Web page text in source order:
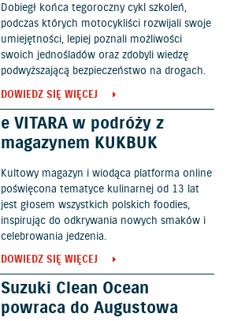
Dobiegł końca tegoroczny cykl szkoleń,
podczas których motocykliści rozwijali swoje
umiejętności, lepiej poznali możliwości
swoich jednośladów oraz zdobyli wiedzę
podwyższającą bezpieczeństwo na drogach.
DOWIEDZ SIĘ WIĘCEJ
e VITARA w podróży z
magazynem KUKBUK
Kultowy magazyn i wiodąca platforma online
poświęcona tematyce kulinarnej od 13 lat
jest głosem wszystkich polskich foodies,
inspirując do odkrywania nowych smaków i
celebrowania jedzenia.
DOWIEDZ SIĘ WIĘCEJ
Suzuki Clean Ocean
powraca do Augustowa